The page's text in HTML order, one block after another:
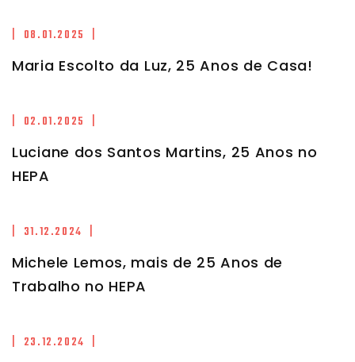
| 08.01.2025 |
Maria Escolto da Luz, 25 Anos de Casa!
| 02.01.2025 |
Luciane dos Santos Martins, 25 Anos no
HEPA
| 31.12.2024 |
Michele Lemos, mais de 25 Anos de
Trabalho no HEPA
| 23.12.2024 |